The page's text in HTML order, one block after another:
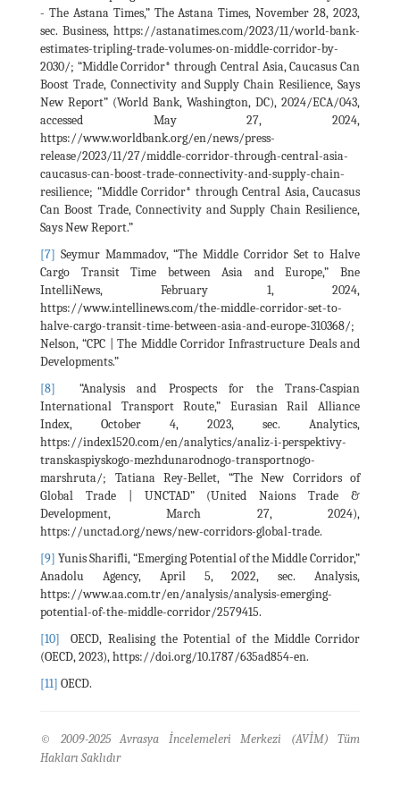
- The Astana Times,” The Astana Times, November 28, 2023,
sec. Business, https://astanatimes.com/2023/11/world-bank-
estimates-tripling-trade-volumes-on-middle-corridor-by-
2030/; “Middle Corridor* through Central Asia, Caucasus Can
Boost Trade, Connectivity and Supply Chain Resilience, Says
New Report” (World Bank, Washington, DC), 2024/ECA/043,
accessed May 27, 2024,
https://www.worldbank.org/en/news/press-
release/2023/11/27/middle-corridor-through-central-asia-
caucasus-can-boost-trade-connectivity-and-supply-chain-
resilience; “Middle Corridor* through Central Asia, Caucasus
Can Boost Trade, Connectivity and Supply Chain Resilience,
Says New Report.”
[7] Seymur Mammadov, “The Middle Corridor Set to Halve
Cargo Transit Time between Asia and Europe,” Bne
IntelliNews, February 1, 2024,
https://www.intellinews.com/the-middle-corridor-set-to-
halve-cargo-transit-time-between-asia-and-europe-310368/;
Nelson, “CPC | The Middle Corridor Infrastructure Deals and
Developments.”
[8] “Analysis and Prospects for the Trans-Caspian
International Transport Route,” Eurasian Rail Alliance
Index, October 4, 2023, sec. Analytics,
https://index1520.com/en/analytics/analiz-i-perspektivy-
transkaspiyskogo-mezhdunarodnogo-transportnogo-
marshruta/; Tatiana Rey-Bellet, “The New Corridors of
Global Trade | UNCTAD” (United Naions Trade &
Development, March 27, 2024),
https://unctad.org/news/new-corridors-global-trade.
[9] Yunis Sharifli, “Emerging Potential of the Middle Corridor,”
Anadolu Agency, April 5, 2022, sec. Analysis,
https://www.aa.com.tr/en/analysis/analysis-emerging-
potential-of-the-middle-corridor/2579415.
[10] OECD, Realising the Potential of the Middle Corridor
(OECD, 2023), https://doi.org/10.1787/635ad854-en.
[11] OECD.
© 2009-2025 Avrasya İncelemeleri Merkezi (AVİM) Tüm
Hakları Saklıdır